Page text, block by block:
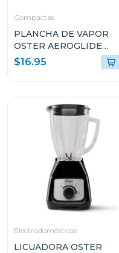
Compactas
PLANCHA DE VAPOR
OSTER AEROGLIDE
S7000 NEGRO
GCSTAC7002
$16.95
Electrodomésticos
LICUADORA OSTER